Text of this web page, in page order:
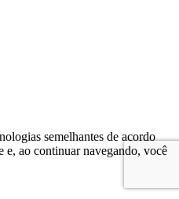
semelhantes de acordo
e, ao continuar navegando, você